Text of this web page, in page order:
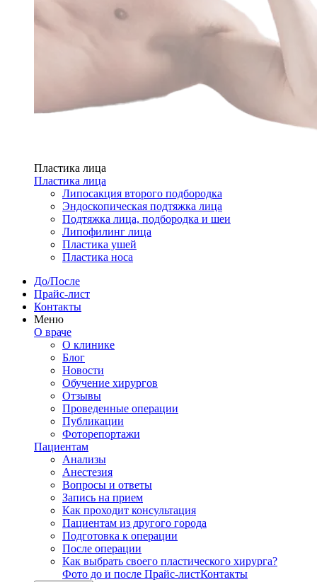
Пластика лица
Пластика лица
Липосакция второго подбородка
Эндоскопическая подтяжка лица
Подтяжка лица, подбородка и шеи
Липофилинг лица
Пластика ушей
Пластика носа
До/После
Прайс-лист
Контакты
Меню
О враче
О клинике
Блог
Новости
Обучение хирургов
Отзывы
Проведенные операции
Публикации
Фоторепортажи
Пациентам
Анализы
Анестезия
Вопросы и ответы
Запись на прием
Как проходит консультация
Пациентам из другого города
Подготовка к операции
После операции
Как выбрать своего пластического хирурга?
Фото до и после Прайс-листКонтакты